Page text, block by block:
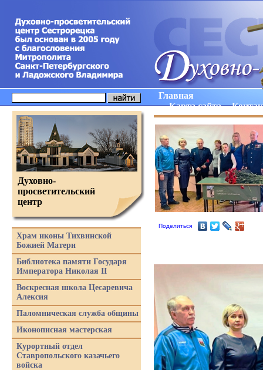
Главная
Карта сайта
Поделиться
Духовно-
просветительский
центр
Храм иконы Тихвинской
Божией Матери
Библиотека памяти Государя
Императора Николая II
Воскресная школа Цесаревича
Алексия
Паломническая служба общины
Иконописная мастерская
Курортный отдел
Ставропольского казачьего
войска